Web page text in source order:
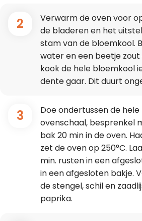
2
Verwarm de oven voor
de bladeren en het
stam van de bloemkool.
water en een beetje zout
kook de hele bloemkool
dente gaar. Dit duurt
3
Doe ondertussen de hele
ovenschaal, besprenkel
bak 20 min in de oven.
zet de oven op 250°C.
min. rusten in een
in een afgesloten bakje.
de stengel, schil en
paprika.